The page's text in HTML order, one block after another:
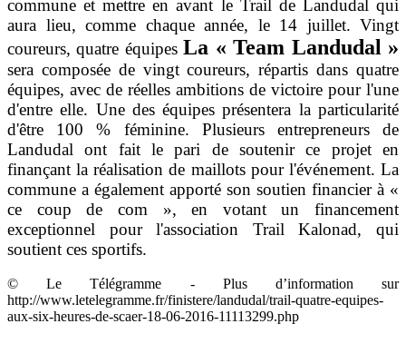
commune et mettre en avant le Trail de Landudal qui
aura lieu, comme chaque année, le 14 juillet. Vingt
coureurs, quatre équipes La « Team Landudal »
sera composée de vingt coureurs, répartis dans quatre
équipes, avec de réelles ambitions de victoire pour l'une
d'entre elle. Une des équipes présentera la particularité
d'être 100 % féminine. Plusieurs entrepreneurs de
Landudal ont fait le pari de soutenir ce projet en
finançant la réalisation de maillots pour l'événement. La
commune a également apporté son soutien financier à «
ce coup de com », en votant un financement
exceptionnel pour l'association Trail Kalonad, qui
soutient ces sportifs.
© Le Télégramme - Plus d’information sur
http://www.letelegramme.fr/finistere/landudal/trail-quatre-equipes-
aux-six-heures-de-scaer-18-06-2016-11113299.php